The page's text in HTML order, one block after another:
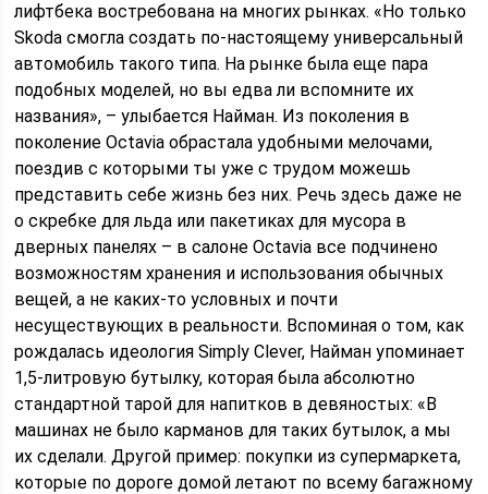
лифтбека востребована на многих рынках. «Но только
Skoda смогла создать по-настоящему универсальный
автомобиль такого типа. На рынке была еще пара
подобных моделей, но вы едва ли вспомните их
названия», – улыбается Найман. Из поколения в
поколение Octavia обрастала удобными мелочами,
поездив с которыми ты уже с трудом можешь
представить себе жизнь без них. Речь здесь даже не
о скребке для льда или пакетиках для мусора в
дверных панелях – в салоне Octavia все подчинено
возможностям хранения и использования обычных
вещей, а не каких-то условных и почти
несуществующих в реальности. Вспоминая о том, как
рождалась идеология Simply Clever, Найман упоминает
1,5-литровую бутылку, которая была абсолютно
стандартной тарой для напитков в девяностых: «В
машинах не было карманов для таких бутылок, а мы
их сделали. Другой пример: покупки из супермаркета,
которые по дороге домой летают по всему багажному